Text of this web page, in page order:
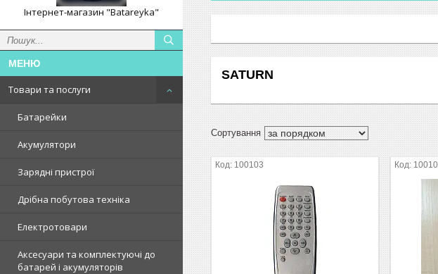
Інтернет-магазин "Batareyka"
Товари та послуги
Батарейки
Акумулятори
Зарядні пристрої
Дрібна побутова техніка
Електротовари
Аксесуари та комплектуючі до
батарей і акумуляторів
SATURN
100103